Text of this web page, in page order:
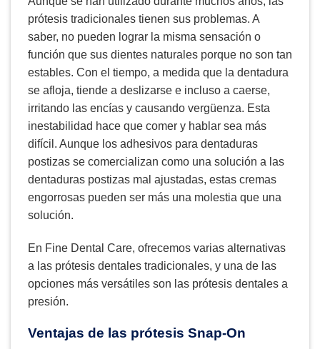
prótesis tradicionales tienen sus problemas. A
saber, no pueden lograr la misma sensación o
función que sus dientes naturales porque no son tan
estables. Con el tiempo, a medida que la dentadura
se afloja, tiende a deslizarse e incluso a caerse,
irritando las encías y causando vergüenza. Esta
inestabilidad hace que comer y hablar sea más
difícil. Aunque los adhesivos para dentaduras
postizas se comercializan como una solución a las
dentaduras postizas mal ajustadas, estas cremas
engorrosas pueden ser más una molestia que una
solución.
En Fine Dental Care, ofrecemos varias alternativas
a las prótesis dentales tradicionales, y una de las
opciones más versátiles son las prótesis dentales a
presión.
Ventajas de las prótesis Snap-On